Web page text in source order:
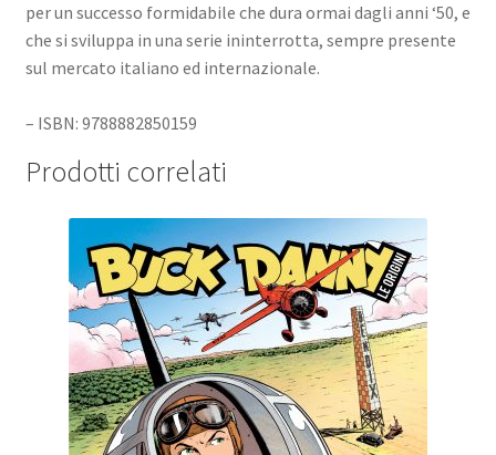
per un successo formidabile che dura ormai dagli anni ‘50, e
che si sviluppa in una serie ininterrotta, sempre presente
sul mercato italiano ed internazionale.
– ISBN: 9788882850159
Prodotti correlati